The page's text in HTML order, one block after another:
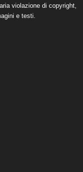
violazione di copyright,
e testi.